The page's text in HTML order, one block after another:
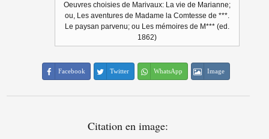
Oeuvres choisies de Marivaux: La vie de Marianne;
ou, Les aventures de Madame la Comtesse de ***.
Le paysan parvenu; ou Les mémoires de M*** (ed.
1862)
Facebook Twitter WhatsApp Image
Citation en image: